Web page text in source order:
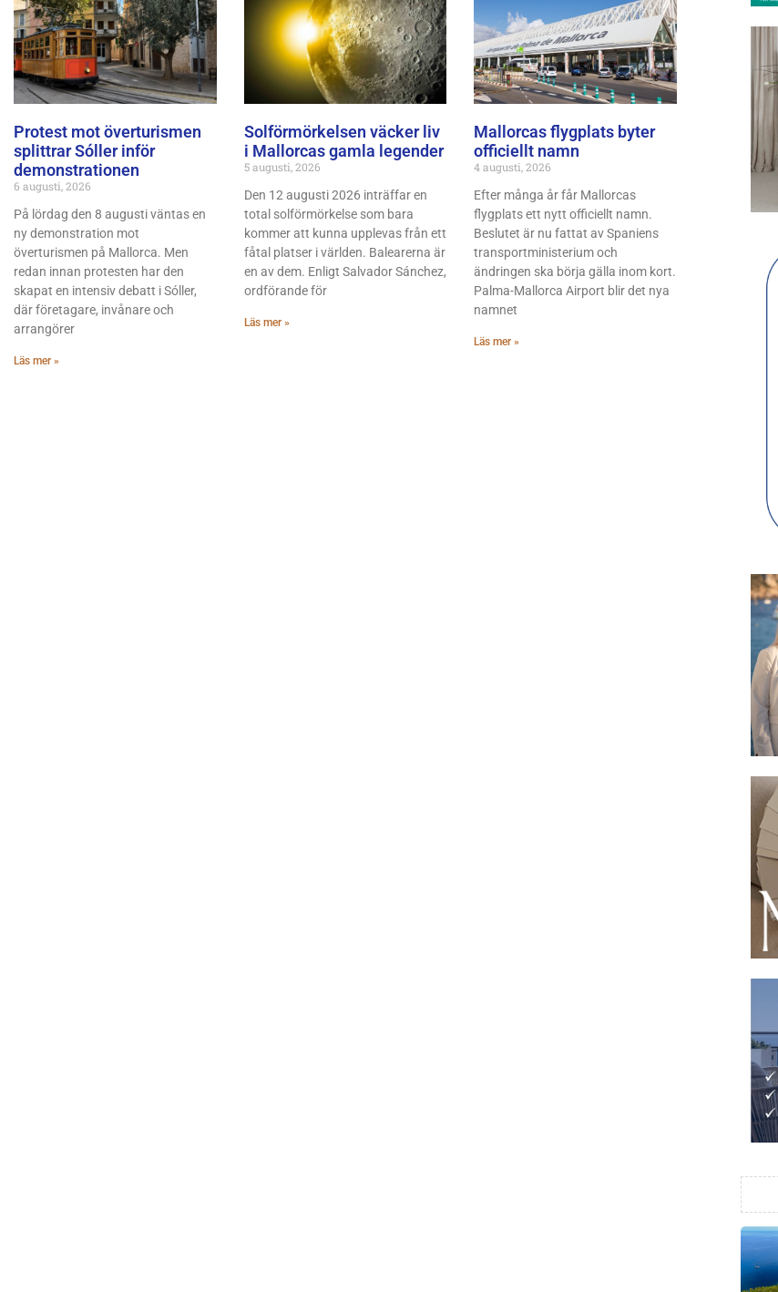
Protest mot överturismen
splittrar Sóller inför
demonstrationen
6 augusti, 2026
På lördag den 8 augusti väntas en
ny demonstration mot
överturismen på Mallorca. Men
redan innan protesten har den
skapat en intensiv debatt i Sóller,
där företagare, invånare och
arrangörer
Läs mer »
Solförmörkelsen väcker liv
i Mallorcas gamla legender
5 augusti, 2026
Den 12 augusti 2026 inträffar en
total solförmörkelse som bara
kommer att kunna upplevas från ett
fåtal platser i världen. Balearerna är
en av dem. Enligt Salvador Sánchez,
ordförande för
Läs mer »
Mallorcas flygplats byter
officiellt namn
4 augusti, 2026
Efter många år får Mallorcas
flygplats ett nytt officiellt namn.
Beslutet är nu fattat av Spaniens
transportministerium och
ändringen ska börja gälla inom kort.
Palma-Mallorca Airport blir det nya
namnet
Läs mer »